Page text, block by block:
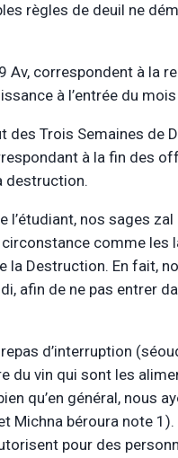
règles de deuil ne
Av, correspondent à la
à l’entrée du mois
Trois Semaines de
à la fin des
destruction.
l’étudiant, nos sages
comme
Destruction. En fait,
afin de ne pas entrer
d’interruption
du vin qui sont les
qu’en général, nous
Michna béroura note
pour des